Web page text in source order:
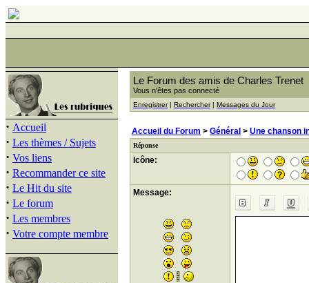
· Accueil
· Les thèmes / Sujets
· Vos liens
· Recommander ce site
· Le Hit du site
· Le forum
· Les membres
· Votre compte membre
Le Forum des amis de Charles Trenet
Vous n'êtes pas connecté
Enregistrer| Rechercher| Messages du Jour
Accueil du Forum > Général > Une chanson
Réponse
Icône:
Message: